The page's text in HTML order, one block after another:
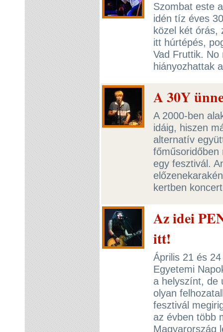
Szombat este
idén tíz éves
közel két órás,
itt húrtépés,
Vad Fruttik.
hiányozhattak
A 30Y
A 2000-ben
idáig, hiszen
alternatív
főműsoridőben
egy fesztivál.
kertben
Az idei
itt!
Április 21 és
Egyetemi
a helyszínt, de
olyan
fesztivál
az évben több
Magyarország